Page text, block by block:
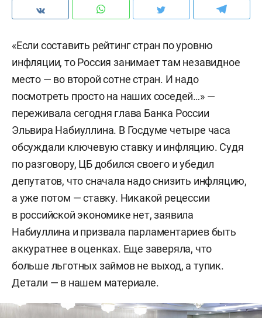
«Если составить рейтинг стран по уровню
инфляции, то Россия занимает там незавидное
место — во второй сотне стран. И надо
посмотреть просто на наших соседей…» —
переживала сегодня глава Банка России
Эльвира Набиуллина. В Госдуме четыре часа
обсуждали ключевую ставку и инфляцию. Судя
по разговору, ЦБ добился своего и убедил
депутатов, что сначала надо снизить инфляцию,
а уже потом — ставку. Никакой рецессии
в российской экономике нет, заявила
Набиуллина и призвала парламентариев быть
аккуратнее в оценках. Еще заверяла, что
больше льготных займов не выход, а тупик.
Детали — в нашем материале.